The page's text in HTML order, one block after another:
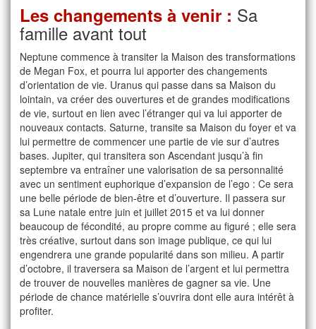
Les changements à venir : Sa
famille avant tout
Neptune commence à transiter la Maison des transformations
de Megan Fox, et pourra lui apporter des changements
d’orientation de vie. Uranus qui passe dans sa Maison du
lointain, va créer des ouvertures et de grandes modifications
de vie, surtout en lien avec l’étranger qui va lui apporter de
nouveaux contacts. Saturne, transite sa Maison du foyer et va
lui permettre de commencer une partie de vie sur d’autres
bases. Jupiter, qui transitera son Ascendant jusqu’à fin
septembre va entraîner une valorisation de sa personnalité
avec un sentiment euphorique d’expansion de l’ego : Ce sera
une belle période de bien-être et d’ouverture. Il passera sur
sa Lune natale entre juin et juillet 2015 et va lui donner
beaucoup de fécondité, au propre comme au figuré ; elle sera
très créative, surtout dans son image publique, ce qui lui
engendrera une grande popularité dans son milieu. A partir
d’octobre, il traversera sa Maison de l’argent et lui permettra
de trouver de nouvelles manières de gagner sa vie. Une
période de chance matérielle s’ouvrira dont elle aura intérêt à
profiter.